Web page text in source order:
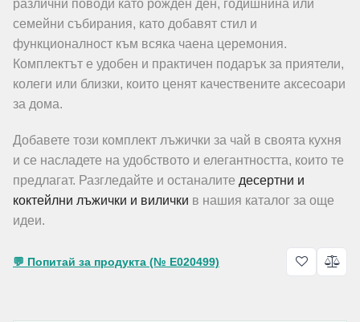
различни поводи като рожден ден, годишнина или
семейни събирания, като добавят стил и
функционалност към всяка чаена церемония.
Комплектът е удобен и практичен подарък за приятели,
колеги или близки, които ценят качествените аксесоари
за дома.
Добавете този комплект лъжички за чай в своята кухня
и се насладете на удобството и елегантността, които те
предлагат. Разгледайте и останалите десертни и
коктейлни лъжички и вилички в нашия каталог за още
идеи.
💬 Попитай за продукта (№ E020499)